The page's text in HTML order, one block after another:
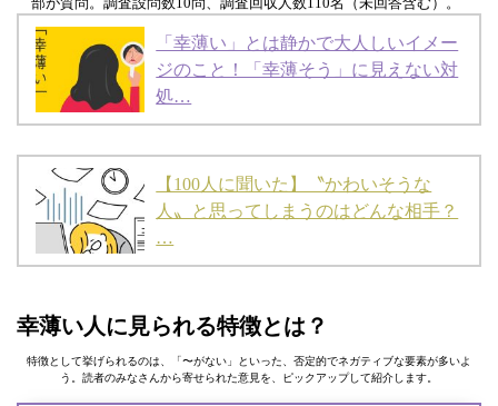
「幸薄い」とは静かで大人しいイメー
ジのこと！「幸薄そう」に見えない対
処…
【100人に聞いた】〝かわいそうな
人〟と思ってしまうのはどんな相手？
…
幸薄い人に見られる特徴とは？
特徴として挙げられるのは、「〜がない」といった、否定的でネガティブな要素が多いよ
う。読者のみなさんから寄せられた意見を、ピックアップして紹介します。